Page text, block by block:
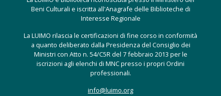
Beni Culturali e iscritta all'Anagrafe delle Biblioteche di
Interesse Regionale
La LUIMO rilascia le certificazioni di fine corso in conformità
a quanto deliberato dalla Presidenza del Consiglio dei
Ministri con Atto n. 54/C5R del 7 febbraio 2013 per le
iscrizioni agli elenchi di MNC presso i propri Ordini
professionali.
info@luimo.org